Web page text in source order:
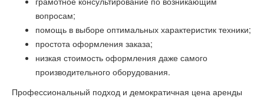
вопросам;
помощь в выборе оптимальных характеристик техники;
простота оформления заказа;
низкая стоимость оформления даже самого
производительного оборудования.
Профессиональный подход и демократичная цена аренды